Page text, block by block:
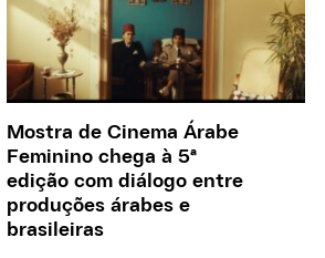
Mostra de Cinema Árabe
Feminino chega à 5ª
edição com diálogo entre
produções árabes e
brasileiras